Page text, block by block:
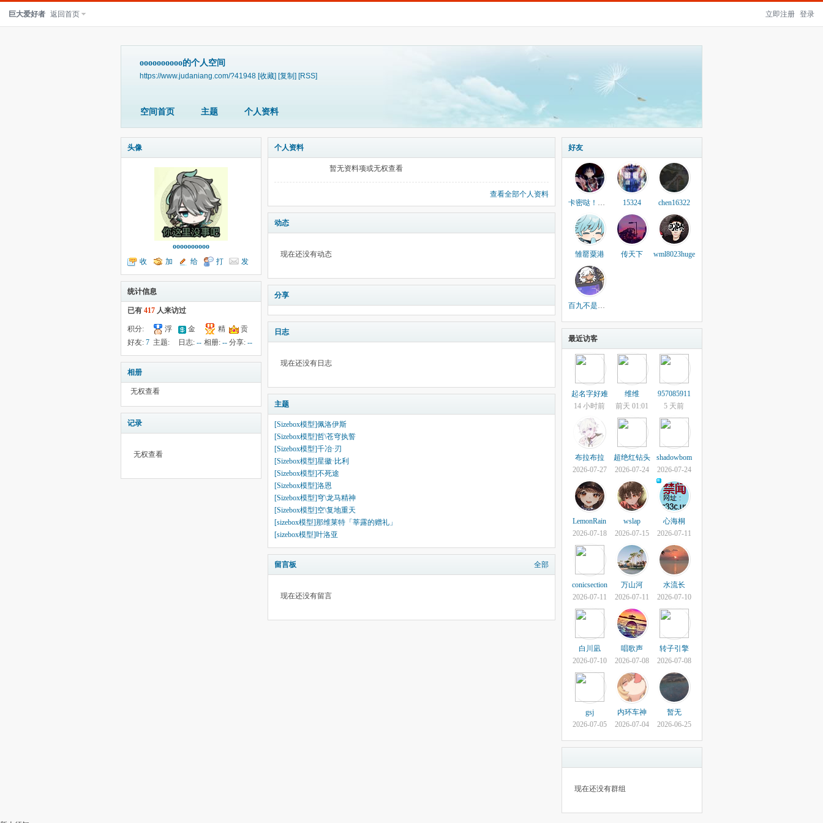
立即注册 登录
巨大爱好者 返回首页
oooooooooo的个人空间
https://www.judaniang.com/?41948 [收藏] [复制] [RSS]
空间首页 主题 个人资料
头像
oooooooooo
收
听TA
加
为好友
给
我留言
打
个招呼
发
送消息
统计信息
已有 417 人来访过
积分:
72
浮
云:
金
钱:24
精
华:--
贡
献:--
好友: 7 主题:
20
日志:-- 相册: -- 分享:--
相册
无权查看
记录
无权查看
个人资料
暂无资料项或无权查看
查看全部个人资料
动态
现在还没有动态
分享
日志
现在还没有日志
主题
[Sizebox模型]佩洛伊斯
[Sizebox模型]哲\苍穹执誓
[Sizebox模型]千冶·刃
[Sizebox模型]星徽·比利
[Sizebox模型]不死途
[Sizebox模型]洛恩
[Sizebox模型]穹\龙马精神
[Sizebox模型]空\复地重天
[sizebox模型]那维莱特「莘露的赠礼」
[sizebox模型]叶洛亚
留言板 全部
现在还没有留言
好友
卡密哒！！！！ 15324 chen16322
雏罂粟港 传天下 wml8023huge
百九不是白酒
最近访客
起名字好难
14 小时前
维维
前天 01:01
957085911
5 天前
布拉布拉
2026-07-27
超绝红钻头
2026-07-24
shadowbom
2026-07-24
LemonRain
2026-07-18
wslap
2026-07-15
心海桐
2026-07-11
conicsection
2026-07-11
万山河
2026-07-11
水流长
2026-07-10
白川凪
2026-07-10
唱歌声
2026-07-08
转子引擎
2026-07-08
gsj
2026-07-05
内环车神
2026-07-04
暂无
2026-06-25
现在还没有群组